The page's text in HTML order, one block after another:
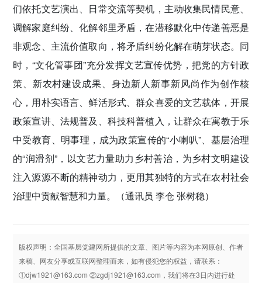
们依托文艺演出、日常交流等契机，主动收集民情民意、
调解家庭纠纷、化解邻里矛盾，在潜移默化中传递善恶是
非观念、主流价值取向，将矛盾纠纷化解在萌芽状态。同
时，“文化管事团”充分发挥文艺宣传优势，把党的方针政
策、新农村建设成果、身边新人新事新风尚作为创作核
心，用朴实语言、鲜活形式、群众喜爱的文艺载体，开展
政策宣讲、法规普及、科技科普植入，让群众在寓教于乐
中受教育、明事理，成为政策宣传的“小喇叭”、基层治理
的“润滑剂”，以文艺力量助力乡村善治，为乡村文明建设
注入源源不断的精神动力，更用其独特的方式在农村社会
治理中贡献智慧和力量。
（通讯员 李仓 张树稳）
版权声明：全国基层党建网所提供的文章、图片等内容为本网原创、作者
来稿、网友分享或互联网整理而来，如有侵犯您的权益，请联系：
①djw1921@163.com ②zgdj1921@163.com，我们将在3日内进行处